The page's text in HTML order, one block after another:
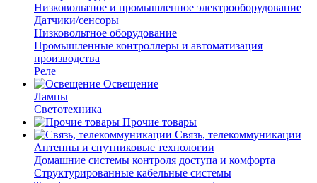
Низковольтное и промышленное электрооборудование
Датчики/сенсоры
Низковольтное оборудование
Промышленные контроллеры и автоматизация
производства
Реле
Освещение
Лампы
Светотехника
Прочие товары
Связь, телекоммуникации
Антенны и спутниковые технологии
Домашние системы контроля доступа и комфорта
Структурированные кабельные системы